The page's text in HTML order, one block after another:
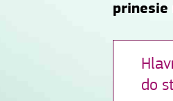
prinesie
do